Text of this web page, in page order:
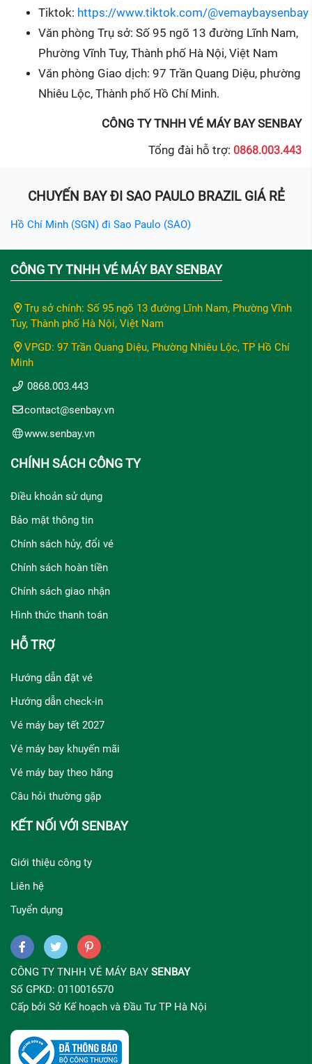
Tiktok: https://www.tiktok.com/@vemaybaysenbay
Văn phòng Trụ sở: Số 95 ngõ 13 đường Lĩnh Nam,
Phường Vĩnh Tuy, Thành phố Hà Nội, Việt Nam
Văn phòng Giao dịch: 97 Trần Quang Diệu, phường
Nhiêu Lộc, Thành phố Hồ Chí Minh.
CÔNG TY TNHH VÉ MÁY BAY SENBAY
Tổng đài hỗ trợ: 0868.003.443
CHUYẾN BAY ĐI SAO PAULO BRAZIL GIÁ RẺ
Hồ Chí Minh (SGN) đi Sao Paulo (SAO)
CÔNG TY TNHH VÉ MÁY BAY SENBAY
Trụ sở chính: Số 95 ngõ 13 đường Lĩnh Nam, Phường Vĩnh
Tuy, Thành phố Hà Nội, Việt Nam
VPGD: 97 Trần Quang Diệu, Phường Nhiêu Lộc, TP Hồ Chí
Minh
0868.003.443
contact@senbay.vn
www.senbay.vn
CHÍNH SÁCH CÔNG TY
Điều khoản sử dụng
Bảo mật thông tin
Chính sách hủy, đổi vé
Chính sách hoàn tiền
Chính sách giao nhận
Hình thức thanh toán
HỖ TRỢ
Hướng dẫn đặt vé
Hướng dẫn check-in
Vé máy bay tết 2027
Vé máy bay khuyến mãi
Vé máy bay theo hãng
Câu hỏi thường gặp
KẾT NỐI VỚI SENBAY
Giới thiệu công ty
Liên hệ
Tuyển dụng
CÔNG TY TNHH VÉ MÁY BAY SENBAY
Số GPKD: 0110016570
Cấp bởi Sở Kế hoạch và Đầu Tư TP Hà Nội